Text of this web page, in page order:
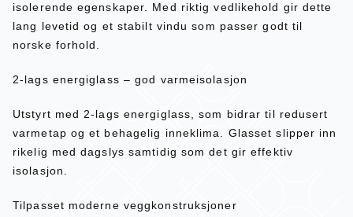
isolerende egenskaper. Med riktig vedlikehold gir dette
lang levetid og et stabilt vindu som passer godt til
norske forhold.
2-lags energiglass – god varmeisolasjon
Utstyrt med 2-lags energiglass, som bidrar til redusert
varmetap og et behagelig inneklima. Glasset slipper inn
rikelig med dagslys samtidig som det gir effektiv
isolasjon.
Tilpasset moderne veggkonstruksjoner